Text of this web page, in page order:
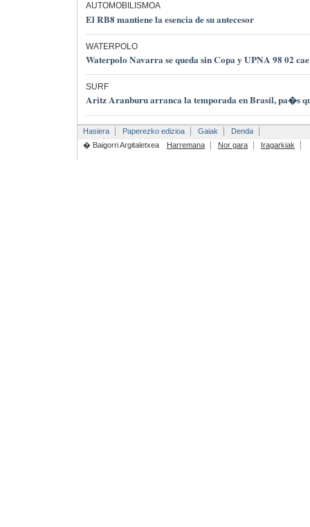
AUTOMOBILISMOA
El RB8 mantiene la esencia de su antecesor
WATERPOLO
Waterpolo Navarra se queda sin Copa y UPNA 98 02
SURF
Aritz Aranburu arranca la temporada en Brasil, pa�s
Hasiera Paperezko edizioa Gaiak
Denda
� Baigorri Argitaletxea
Harremana Nor gara Iragarkiak